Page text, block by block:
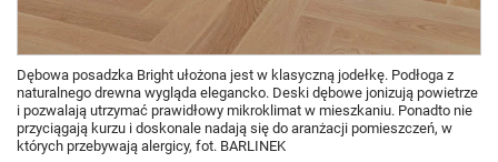
Dębowa posadzka Bright ułożona jest w klasyczną jodełkę. Podłoga z
naturalnego drewna wygląda elegancko. Deski dębowe jonizują powietrze
i pozwalają utrzymać prawidłowy mikroklimat w mieszkaniu. Ponadto nie
przyciągają kurzu i doskonale nadają się do aranżacji pomieszczeń, w
których przebywają alergicy, fot. BARLINEK